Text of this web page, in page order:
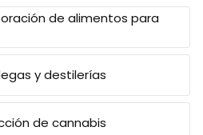
de alimentos para
y destilerías
de cannabis